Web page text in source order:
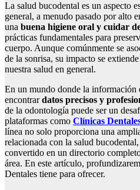
La salud bucodental es un aspecto
general, a menudo pasado por alto
una buena higiene oral y cuidar
prácticas fundamentales para
cuerpo. Aunque comúnmente se
de la sonrisa, su impacto se
nuestra salud en general.
En un mundo donde la información
encontrardatos precisos y
de la odontología puede ser un
plataformas como Clínicas
línea no solo proporciona una
relacionada con la salud
convertido en un directorio
área. En este artículo,
Dentales tiene para ofrecer.